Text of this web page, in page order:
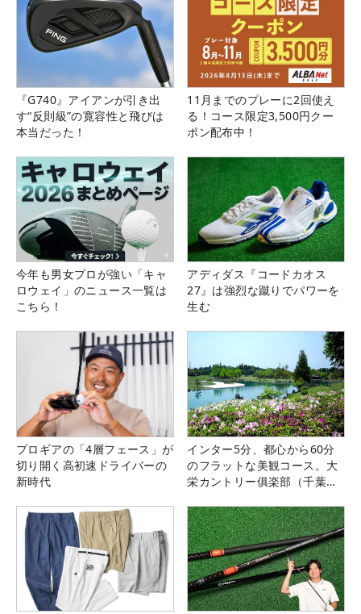
『G740』アイアンが引き出
す“反則級”の寛容性と飛びは
本当だった！
11月までのプレーに2回使え
る！コース限定3,500円クー
ポン配布中！
今年も男女プロが強い「キャ
ロウェイ」のニュース一覧は
こちら！
アディダス『コードカオス
27』は強烈な蹴りでパワーを
生む
プロギアの「4層フェース」が
切り開く高初速ドライバーの
新時代
インター5分、都心から60分
のフラットな美観コース。大
栄カントリー俱楽部（千葉